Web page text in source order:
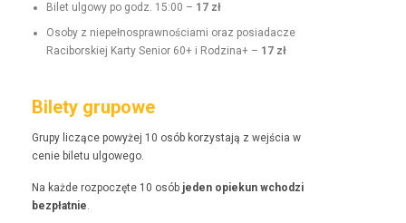
Bilet ulgo­wy po godz. 15:00 – 17 zł
Oso­by z niepełnosprawnoś­ci­a­mi oraz posi­adacze
Raci­borskiej Kar­ty Senior 60+ i Rodz­i­na+ – 17 zł
Bilety grupowe
Grupy liczące powyżej 10 osób korzys­ta­ją z wejś­cia w
cenie bile­tu ulgowego.
Na każde rozpoczęte 10 osób jeden opiekun wchodzi
bezpłat­nie.